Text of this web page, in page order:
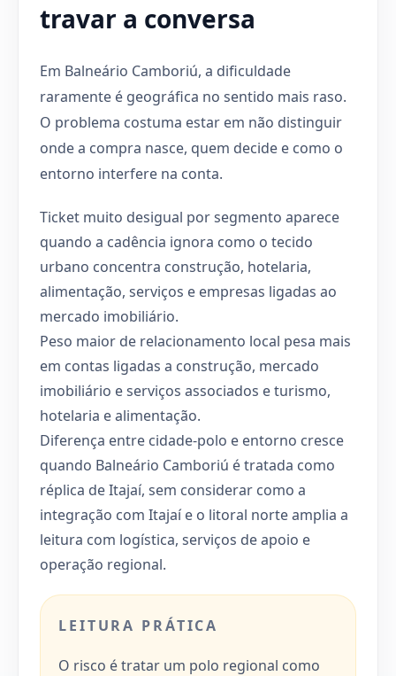
travar a conversa
Em Balneário Camboriú, a dificuldade
raramente é geográfica no sentido mais raso.
O problema costuma estar em não distinguir
onde a compra nasce, quem decide e como o
entorno interfere na conta.
Ticket muito desigual por segmento aparece
quando a cadência ignora como o tecido
urbano concentra construção, hotelaria,
alimentação, serviços e empresas ligadas ao
mercado imobiliário.
Peso maior de relacionamento local pesa mais
em contas ligadas a construção, mercado
imobiliário e serviços associados e turismo,
hotelaria e alimentação.
Diferença entre cidade-polo e entorno cresce
quando Balneário Camboriú é tratada como
réplica de Itajaí, sem considerar como a
integração com Itajaí e o litoral norte amplia a
leitura com logística, serviços de apoio e
operação regional.
LEITURA PRÁTICA
O risco é tratar um polo regional como